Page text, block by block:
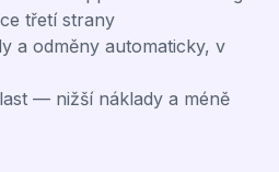
třetí strany
a odměny automaticky, v
— nižší náklady a méně